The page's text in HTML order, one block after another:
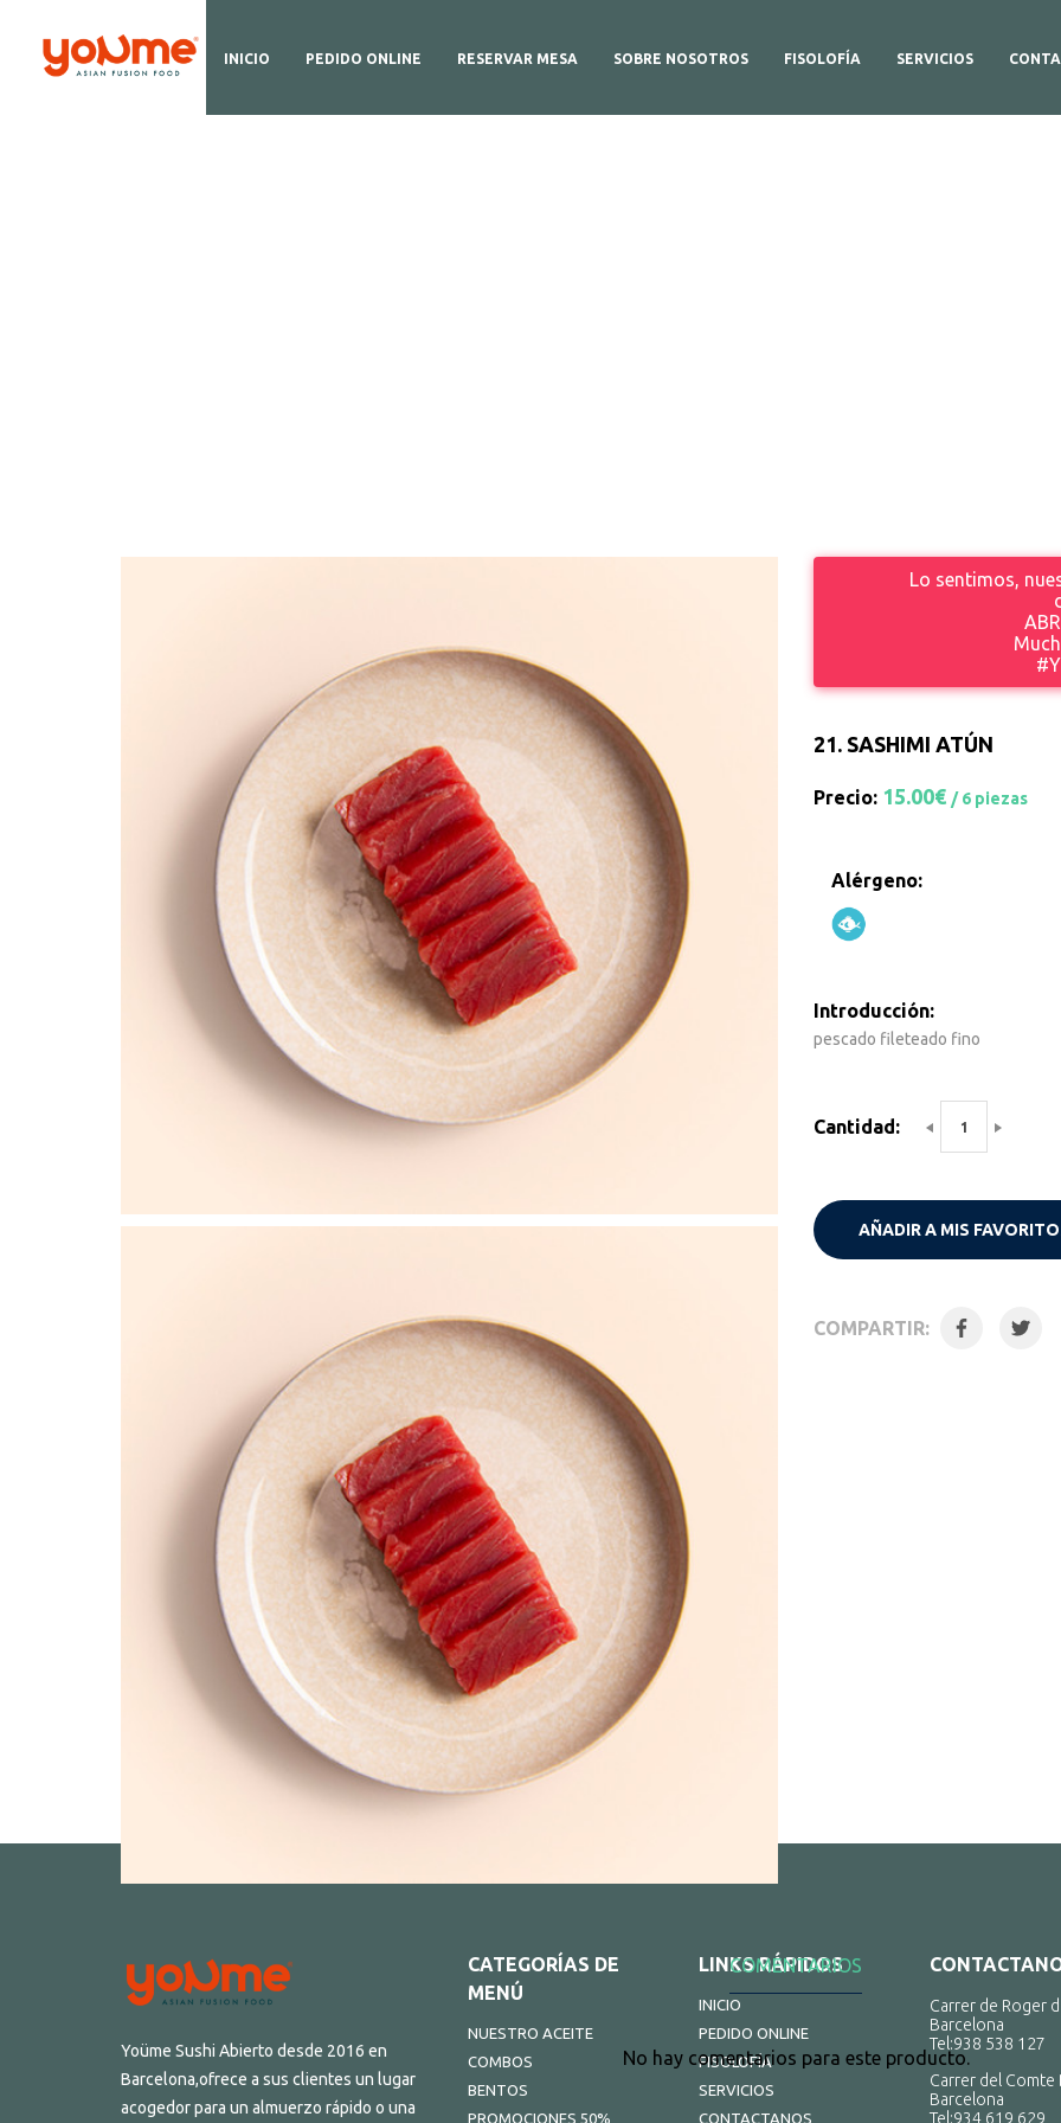
INICIO PEDIDO ONLINE RESERVAR MESA SOBRE NOSOTROS FISOLOFÍA SERVICIOS
Lo sentimos,
21. SASHIMI ATÚN
Precio: 15.00€ / 6 piezas
Alérgeno:
Introducción:
pescado fileteado fino
Cantidad:
AÑADIR A MIS
COMPARTIR:
COMENTARIOS
No hay comentarios para este producto.
Yoüme Sushi Abierto desde 2016 en
Barcelona,ofrece a sus clientes un lugar
acogedor para un almuerzo rápido o una
CATEGORÍAS DE
MENÚ
NUESTRO ACEITE
COMBOS
BENTOS
PROMOCIONES 50%
LINKS RÁPIDOS
INICIO
PEDIDO ONLINE
FISOLOFÍA
SERVICIOS
CONTACTANOS
Carrer de Roger
Barcelona
Tel:938 538 127
Carrer del Comte
Barcelona
Tel:934 619 629